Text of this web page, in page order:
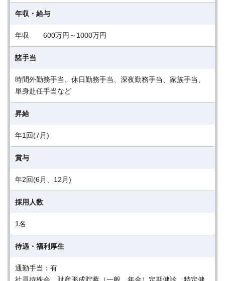
年収・給与
年収 600万円～1000万円
諸手当
時間外勤務手当、休日勤務手当、深夜勤務手当、家族手当、
単身赴任手当など
昇給
年1回(7月)
賞与
年2回(6月、12月)
採用人数
1名
待遇・福利厚生
通勤手当：有